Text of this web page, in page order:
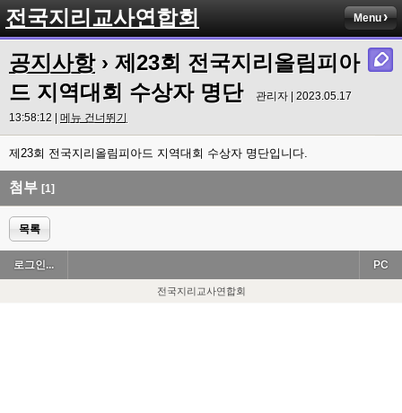
전국지리교사연합회 Menu
공지사항› 제23회 전국지리올림피아
드 지역대회 수상자 명단
관리자 | 2023.05.17
13:58:12 | 메뉴 건너뛰기
제23회 전국지리올림피아드 지역대회 수상자 명단입니다.
첨부 [1]
목록
로그인... PC
전국지리교사연합회